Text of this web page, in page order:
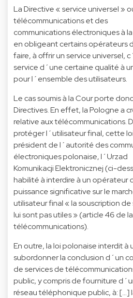
La Directive « service universel »
télécommunications et des
communications électroniques à
en obligeant certains opérateurs
faire, à offrir un service universel,
service d´une certaine qualité à
pour l´ensemble des utilisateurs.
Le cas soumis à la Cour porte
Directives. En effet, la Pologne a
relative aux télécommunications.
protéger l´utilisateur final, cette
président de l´autorité des
électroniques polonaise, l´Urzad
Komunikacji Elektronicznej (ci-
habilité à interdire à un opérateur
puissance significative sur le
utilisateur final « la souscription de
lui sont pas utiles » (article 46 de
télécommunications).
En outre, la loi polonaise interdit à
subordonner la conclusion d´un
de services de
public, y compris de fourniture
réseau téléphonique public, à: [...]